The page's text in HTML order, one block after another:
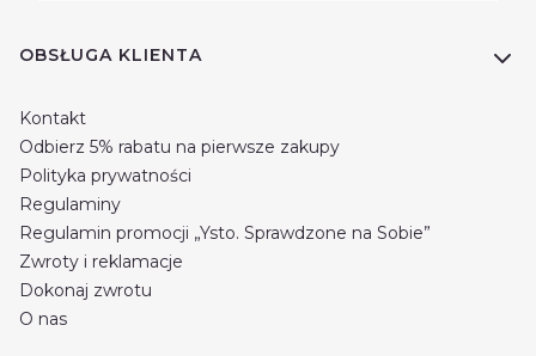
Linki w stopce
OBSŁUGA KLIENTA
Kontakt
Odbierz 5% rabatu na pierwsze zakupy
Polityka prywatności
Regulaminy
Regulamin promocji „Ysto. Sprawdzone na Sobie”
Zwroty i reklamacje
Dokonaj zwrotu
O nas